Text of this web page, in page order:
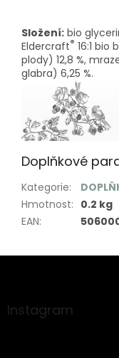
Složení: bio
Eldercraft® 16:1
plody) 12,8 %,
glabra) 6,25 %.
Doplňkové
Kategorie:
Hmotnost: 0.2 kg
EAN:
Z
aInstagram